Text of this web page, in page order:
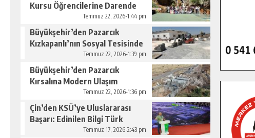
Kursu Öğrencilerine Darende
Temmuz 22, 2026-1:44 pm
Büyükşehir’den Pazarcık
Kızkapanlı’nın Sosyal Tesisinde
Çevre Düzenlemesi.Temmuz 22, 2026-1:39 pm
Büyükşehir’den Pazarcık
Kırsalına Modern Ulaşım
Temmuz 22, 2026-1:36 pm
Çin’den KSÜ’ye Uluslararası
Başarı: Edinilen Bilgi Türk
Tarımına Katkı Sağlayacak.
Temmuz 17, 2026-2:43 pm